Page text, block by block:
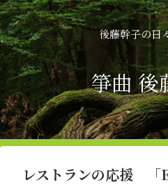
後藤幹子の日
箏曲 後
レストランの応援 「